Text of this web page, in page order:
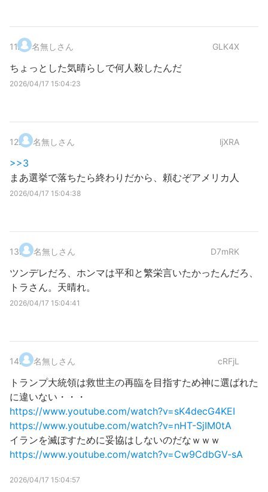
11. 名無しさん GLK4X
ちょっとした気晴らしで何人殺したんだ
2026/04/17 15:04:23
12. 名無しさん ljXRA
>>3
まあ選挙で落ちたら終わりだから、頼むぞアメリカ人
2026/04/17 15:04:38
13. 名無しさん D7mRK
ツンデレだろ、ホンマは平和と繁栄言いたかったんだろ、
トラさん。天晴れ。
2026/04/17 15:04:41
14. 名無しさん cRFjL
トランプ大統領は救世主の再臨を目指すため神に選ばれた
に違いない・・・
https://www.youtube.com/watch?v=sK4decG4KEI
https://www.youtube.com/watch?v=nHT-SjIM0tA
イランを滅ぼすために妥協はしないのだなｗｗｗ
https://www.youtube.com/watch?v=Cw9CdbGV-sA
2026/04/17 15:04:57